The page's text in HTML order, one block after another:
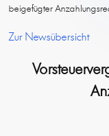
beigefügter
Zur Newsübersicht